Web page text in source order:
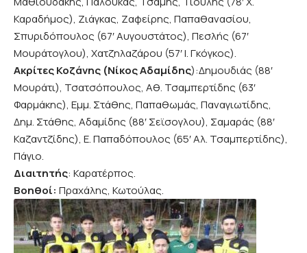
Καραδήμος), Ζιάγκας, Ζαφείρης, Παπαθανασίου,
Σπυριδόπουλος (67′ Αυγουστάτος), Πεσλής (67′
Μουράτογλου), Χατζηλαζάρου (57′ Ι. Γκόγκος).
Ακρίτες Κοζάνης (Νίκος Αδαμίδης):Δημουδιάς (88′
Μουράτι), Τσατσόπουλος, Αθ. Τσαμπερτίδης (63′
Φαρμάκης), Εμμ. Στάθης, Παπαθωμάς, Παναγιωτίδης,
Δημ. Στάθης, Αδαμίδης (88′ Σεϊσογλου), Σαμαράς (88′
Καζαντζίδης), Ε. Παπαδόπουλος (65′ Αλ. Τσαμπερτίδης),
Πάγιο.
Διαιτητής: Καρατέρπος.
Βοηθοί: Πραχάλης, Κωτούλας.